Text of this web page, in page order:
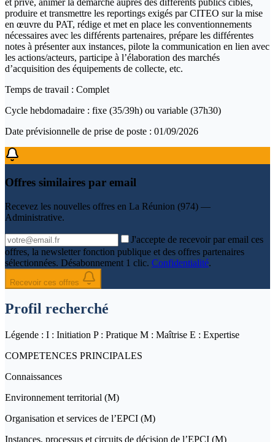
et privé, animer la démarche auprès des différents publics ciblés,
produire et transmettre les reportings exigés par CITEO sur la mise
en œuvre du PAT, rédige et met en place les conventionnements
nécessaires avec les différents partenaires, prépare les différentes
notes à présenter aux instances, pilote la communication en lien avec
les actions/acteurs, participe à l’élaboration des marchés
d’acquisition des équipements de collecte, etc.
Temps de travail : Complet
Cycle hebdomadaire : fixe (35/39h) ou variable (37h30)
Date prévisionnelle de prise de poste : 01/09/2026
Offres similaires par email
Recevez les nouvelles offres en La Réunion (974) —
Administrative.
J'accepte de recevoir par email ces
offres, la newsletter fonction publique et des offres partenaires
sélectionnées. Désabonnement 1 clic. Confidentialité.
Recevoir ces offres
Profil recherché
Légende : I : Initiation P : Pratique M : Maîtrise E : Expertise
COMPETENCES PRINCIPALES
Connaissances
Environnement territorial (M)
Organisation et services de l’EPCI (M)
Instances, processus et circuits de décision de l’EPCI (M)